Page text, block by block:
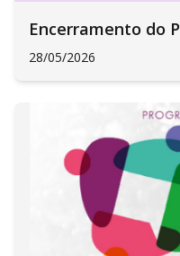
Encerramento do
28/05/2026